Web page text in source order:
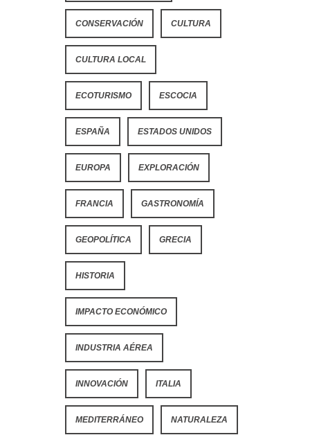
CONSERVACIÓN CULTURA
CULTURA LOCAL
ECOTURISMO ESCOCIA
ESPAÑA ESTADOS UNIDOS
EUROPA EXPLORACIÓN
FRANCIA GASTRONOMÍA
GEOPOLÍTICA GRECIA
HISTORIA
IMPACTO ECONÓMICO
INDUSTRIA AÉREA
INNOVACIÓN ITALIA
MEDITERRÁNEO NATURALEZA